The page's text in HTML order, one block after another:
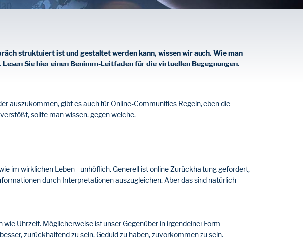
struktuiert ist und gestaltet werden kann, wissen wir auch. Wie man
Sie hier einen Benimm-Leitfaden für die virtuellen Begegnungen.
auszukommen, gibt es auch für Online-Communities Regeln, eben die
sollte man wissen, gegen welche.
im wirklichen Leben - unhöflich. Generell ist online Zurückhaltung gefordert,
durch Interpretationen auszugleichen. Aber das sind natürlich
Uhrzeit. Möglicherweise ist unser Gegenüber in irgendeiner Form
zurückhaltend zu sein, Geduld zu haben, zuvorkommen zu sein.